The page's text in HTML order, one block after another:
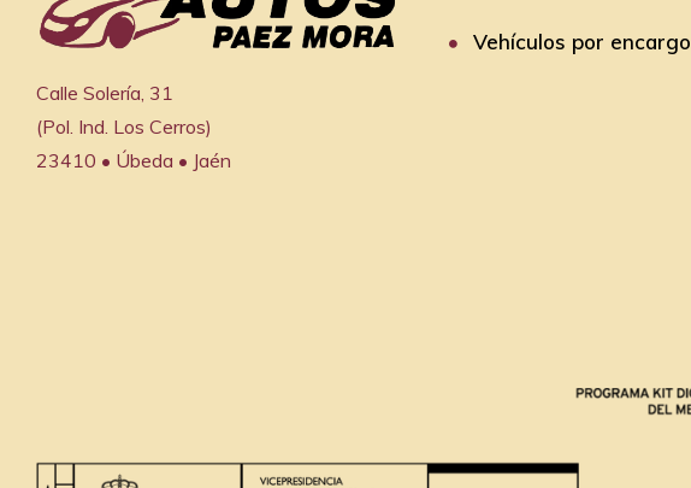
Calle Solería, 31
(Pol. Ind. Los Cerros)
23410 • Úbeda • Jaén
Vehículos por encargo